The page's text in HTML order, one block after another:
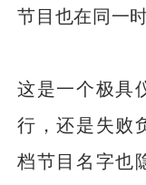
节目也在同一
这是一个极具
行，还是失败
档节目名字